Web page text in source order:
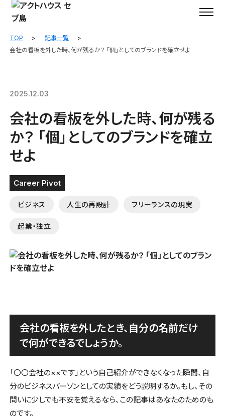
TOP
記事一覧
会社の看板を外した時、何が残るか？ 「個」としてのブランドを確立せよ
2025.12.03
会社の看板を外した時、何が残る
か？ 「個」としてのブランドを確立
せよ
Career Pivot
ビジネス 人生の再設計 フリーランスの現実
起業・独立
会社の看板を外したとき、自分の名前だけ
で何ができるでしょうか。
「〇〇会社の××です」という自己紹介ができなくなった瞬間、自
分のビジネスパーソンとしての実績をどう説明するか。もし、その
問いに少しでも不安を覚えるなら、この記事はあなたのためのも
のです。